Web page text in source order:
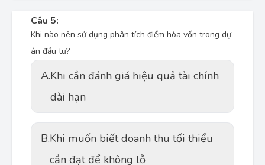
Câu 5:
Khi nào nên sử dụng phân tích điểm hòa vốn trong dự
án đầu tư?
A.Khi cần đánh giá hiệu quả tài chính
dài hạn
B.Khi muốn biết doanh thu tối thiểu
cần đạt để không lỗ